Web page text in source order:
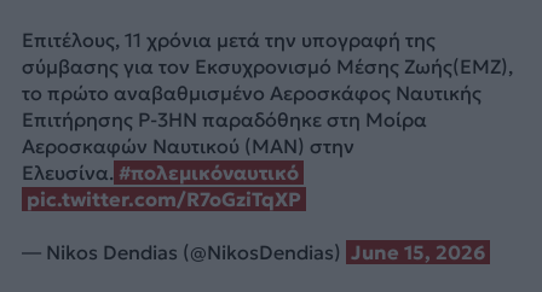
Επιτέλους, 11 χρόνια μετά την υπογραφή της
σύμβασης για τον Εκσυχρονισμό Μέσης Ζωής(ΕΜΖ),
το πρώτο αναβαθμισμένο Αεροσκάφος Ναυτικής
Επιτήρησης P-3HN παραδόθηκε στη Μοίρα
Αεροσκαφών Ναυτικού (ΜΑΝ) στην
Ελευσίνα. #πολεμικόναυτικό
pic.twitter.com/R7oGziTqXP
— Nikos Dendias (@NikosDendias) June 15, 2026